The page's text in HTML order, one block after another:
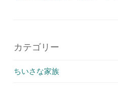
カテゴリー
ちいさな家族